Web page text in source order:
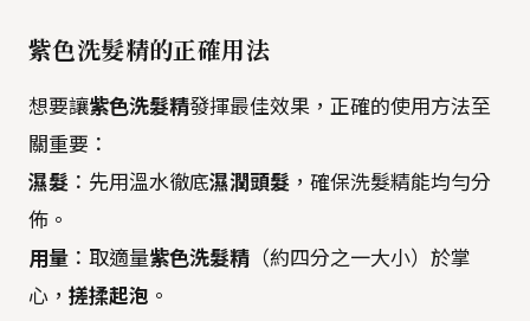
紫色洗髮精的正確用法
想要讓紫色洗髮精發揮最佳效果，正確的使用方法至
關重要：
濕髮 ：先用溫水徹底濕潤頭髮 ，確保洗髮精能均勻分
佈。
用量 ：取適量紫色洗髮精 （約四分之一大小）於掌
心， 搓揉起泡 。